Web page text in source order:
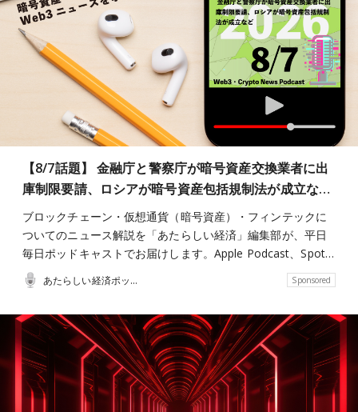
【8/7話題】 金融庁と警察庁が暗号資産交換業者に出
庫制限要請、ロシアが暗号資産包括規制法が成立な…
ブロックチェーン・仮想通貨（暗号資産）・フィンテックに
ついてのニュース解説を「あたらしい経済」編集部が、平日
毎日ポッドキャストでお届けします。Apple Podcast、Spot…
あたらしい経済ポッドキャスト Sponsored